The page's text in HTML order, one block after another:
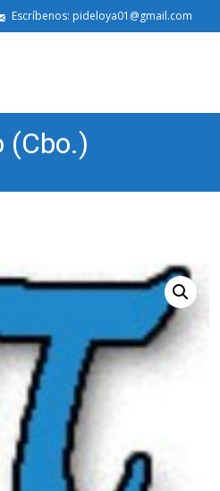
Escríbenos: pideloya01@gmail.com
(Cbo.)